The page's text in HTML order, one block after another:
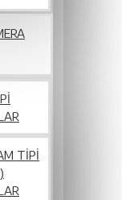
TIPI